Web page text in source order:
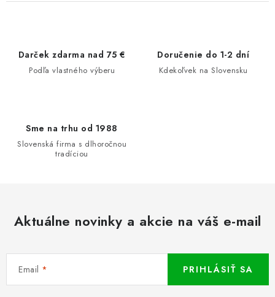
Darček zdarma nad 75 €
Podľa vlastného výberu
Doručenie do 1-2 dní
Kdekoľvek na Slovensku
Sme na trhu od 1988
Slovenská firma s dlhoročnou
tradíciou
Aktuálne novinky a akcie na váš e-mail
Email PRIHLÁSIŤ SA